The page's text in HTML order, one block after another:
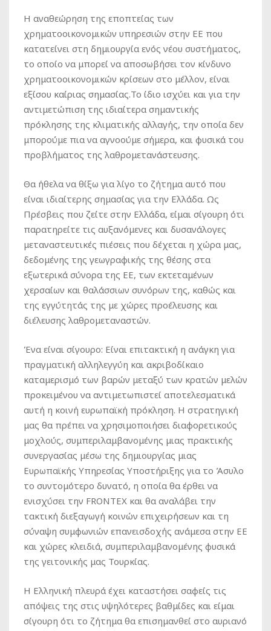
Η αναθεώρηση της εποπτείας των
χρηματοοικονομικών υπηρεσιών στην ΕΕ που
κατατείνει στη δημιουργία ενός νέου συστήματος,
το οποίο να μπορεί να αποσωβήσει τον κίνδυνο
χρηματοοικονομικών κρίσεων στο μέλλον, είναι
εξίσου καίριας σημασίας.Το ίδιο ισχύει και για την
αντιμετώπιση της ιδιαίτερα σημαντικής
πρόκλησης της κλιματικής αλλαγής, την οποία δεν
μπορούμε πια να αγνοούμε σήμερα, και φυσικά του
προβλήματος της λαθρομετανάστευσης.
Θα ήθελα να θίξω για λίγο το ζήτημα αυτό που
είναι ιδιαίτερης σημασίας για την Ελλάδα. Ως
Πρέσβεις που ζείτε στην Ελλάδα, είμαι σίγουρη ότι
παρατηρείτε τις αυξανόμενες και δυσανάλογες
μεταναστευτικές πιέσεις που δέχεται η χώρα μας,
δεδομένης της γεωγραφικής της θέσης στα
εξωτερικά σύνορα της ΕΕ, των εκτεταμένων
χερσαίων και θαλάσσιων συνόρων της, καθώς και
της εγγύτητάς της με χώρες προέλευσης και
διέλευσης λαθρομεταναστών.
Ένα είναι σίγουρο: Είναι επιτακτική η ανάγκη για
πραγματική αλληλεγγύη και ακριβοδίκαιο
καταμερισμό των βαρών μεταξύ των κρατών μελών
προκειμένου να αντιμετωπιστεί αποτελεσματικά
αυτή η κοινή ευρωπαϊκή πρόκληση. Η στρατηγική
μας θα πρέπει να χρησιμοποιήσει διαφορετικούς
μοχλούς, συμπεριλαμβανομένης μιας πρακτικής
συνεργασίας μέσω της δημιουργίας μιας
Ευρωπαϊκής Υπηρεσίας Υποστήριξης για το Άσυλο
το συντομότερο δυνατό, η οποία θα έρθει να
ενισχύσει την FRONTEX και θα αναλάβει την
τακτική διεξαγωγή κοινών επιχειρήσεων και τη
σύναψη συμφωνιών επανεισδοχής ανάμεσα στην ΕΕ
και χώρες κλειδιά, συμπεριλαμβανομένης φυσικά
της γειτονικής μας Τουρκίας.
Η Ελληνική πλευρά έχει καταστήσει σαφείς τις
απόψεις της στις υψηλότερες βαθμίδες και είμαι
σίγουρη ότι το ζήτημα θα επισημανθεί στο αυριανό